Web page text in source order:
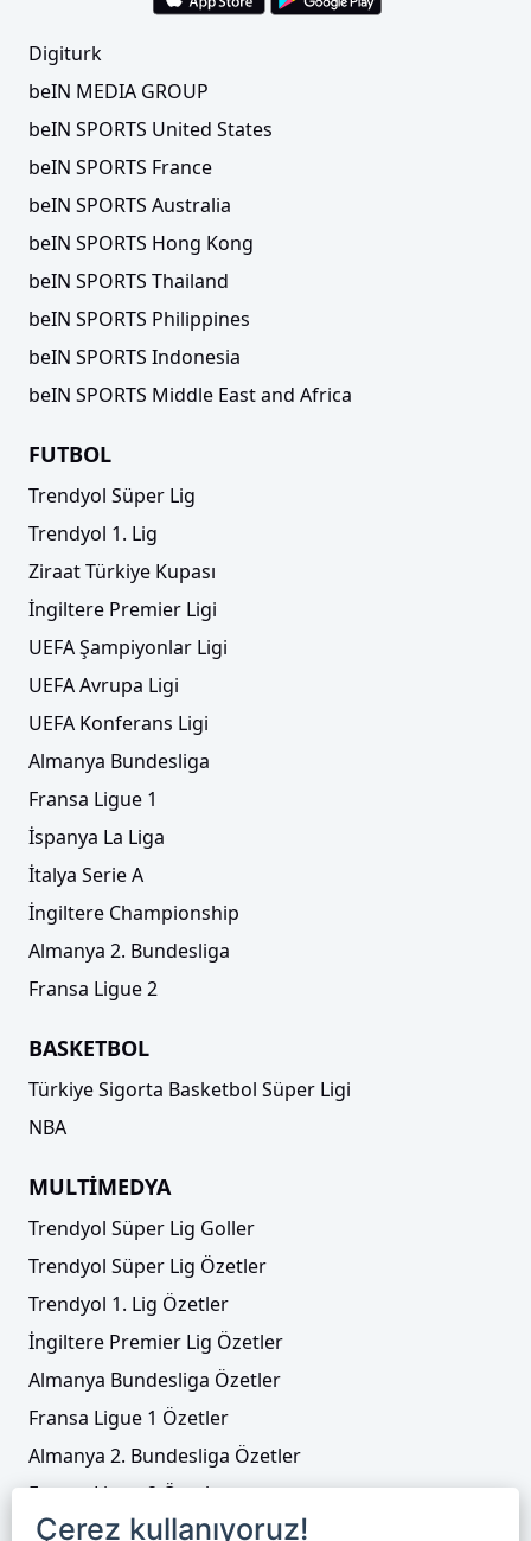
Digiturk
beIN MEDIA GROUP
beIN SPORTS United States
beIN SPORTS France
beIN SPORTS Australia
beIN SPORTS Hong Kong
beIN SPORTS Thailand
beIN SPORTS Philippines
beIN SPORTS Indonesia
beIN SPORTS Middle East and Africa
FUTBOL
Trendyol Süper Lig
Trendyol 1. Lig
Ziraat Türkiye Kupası
İngiltere Premier Ligi
UEFA Şampiyonlar Ligi
UEFA Avrupa Ligi
UEFA Konferans Ligi
Almanya Bundesliga
Fransa Ligue 1
İspanya La Liga
İtalya Serie A
İngiltere Championship
Almanya 2. Bundesliga
Fransa Ligue 2
BASKETBOL
Türkiye Sigorta Basketbol Süper Ligi
NBA
MULTİMEDYA
Trendyol Süper Lig Goller
Trendyol Süper Lig Özetler
Trendyol 1. Lig Özetler
İngiltere Premier Lig Özetler
Almanya Bundesliga Özetler
Fransa Ligue 1 Özetler
Almanya 2. Bundesliga Özetler
Fransa Ligue 2 Özetler
Tenis
Çerez kullanıyoruz!